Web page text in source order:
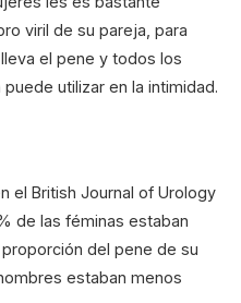
viril de su pareja, para
el pene y todos los
utilizar en la intimidad.
el British Journal of Urology
de las féminas estaban
del pene de su
estaban menos